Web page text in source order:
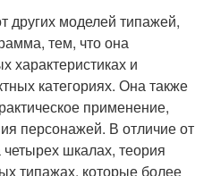
других моделей типажей,
тем, что она
характеристиках и
категориях. Она также
применение,
персонажей. В отличие от
шкалах, теория
типажах, которые более